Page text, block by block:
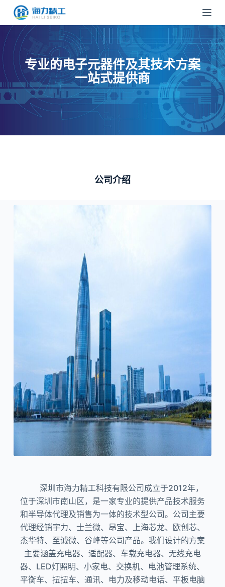
跳
容
专业的电子元器件及其技术方案
一站式提供商
公司介绍
深圳市海力精工科技有限公司成立于2012年，
位于深圳市南山区，是一家专业的提供产品技术服务
和半导体代理及销售为一体的技术型公司。公司主要
代理经销宇力、士兰微、昂宝、上海芯龙、欧创芯、
杰华特、至诚微、谷峰等公司产品。我们设计的方案
主要涵盖充电器、适配器、车载充电器、无线充电
器、LED灯照明、小家电、交换机、电池管理系统、
平衡车、扭扭车、通讯、电力及移动电话、平板电脑